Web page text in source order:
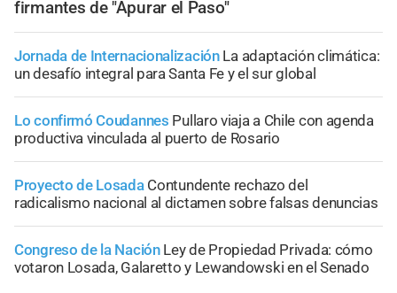
firmantes de "Apurar el Paso"
Jornada de Internacionalización La adaptación climática:
un desafío integral para Santa Fe y el sur global
Lo confirmó Coudannes Pullaro viaja a Chile con agenda
productiva vinculada al puerto de Rosario
Proyecto de Losada Contundente rechazo del
radicalismo nacional al dictamen sobre falsas denuncias
Congreso de la Nación Ley de Propiedad Privada: cómo
votaron Losada, Galaretto y Lewandowski en el Senado